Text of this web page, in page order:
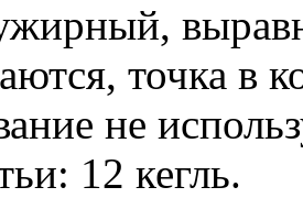
точка в
не
12 кегль.